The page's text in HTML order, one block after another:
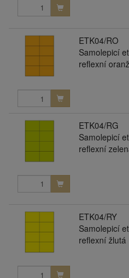
ETK04/RO
Samolepicí
reflexní
ETK04/RG
Samolepicí
reflexní
ETK04/RY
Samolepicí
reflexní žlutá